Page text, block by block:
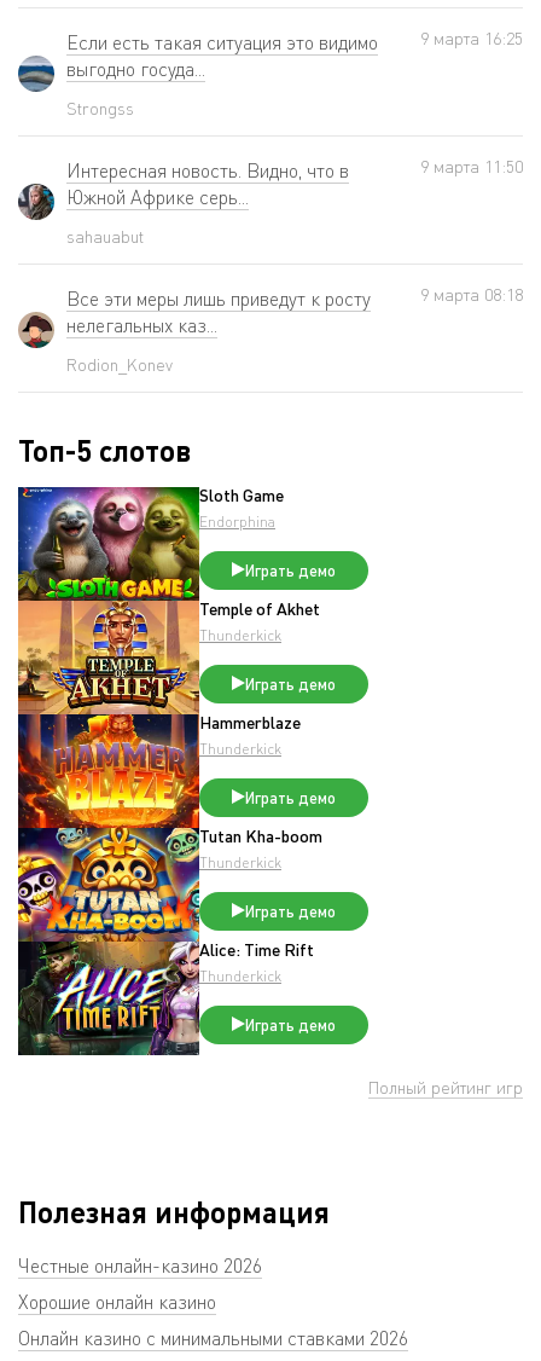
Если есть такая ситуация это видимо
выгодно госуда...
Strongss
9 мартa 16:25
Интересная новость. Видно, что в
Южной Африке серь...
sahauabut
9 мартa 11:50
Все эти меры лишь приведут к росту
нелегальных каз...
Rodion_Konev
9 мартa 08:18
Топ-5 слотов
Sloth Game
Endorphina
Играть демо
Temple of Akhet
Thunderkick
Играть демо
Hammerblaze
Thunderkick
Играть демо
Tutan Kha-boom
Thunderkick
Играть демо
Alice: Time Rift
Thunderkick
Играть демо
Полный рейтинг игр
Полезная информация
Честные онлайн-казино 2026
Хорошие онлайн казино
Онлайн казино с минимальными ставками 2026